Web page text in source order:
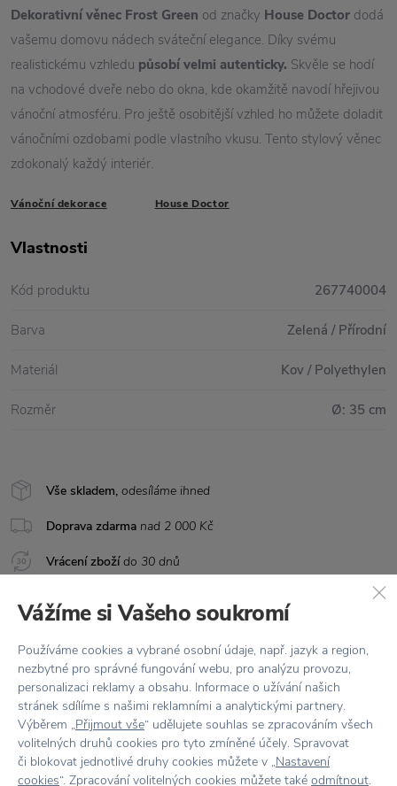
Vše skladem, odesíláme ihned
Doprava zdarma nad 2 000 Kč
Vrácení zbožído 30 dnů
Dekorativní věnec Frost Green od značky House Doctor dodá
vašemu domovu nádech sváteční elegance. Díky svému
realistickému vzhledu působí velmi autenticky. Skvěle se hodí
na vchodové dveře nebo do okna, kde okamžitě navodí hřejivou
vánoční atmosféru. Pro ještě osobitější vzhled ho můžete doladit
vánočními ozdobami podle vlastního vkusu. Tento stylový věnec
zdokonalý každý interiér.
Vánoční dekorace House Doctor
Vlastnosti
Kód produktu 267740004
Barva Zelená / Přírodní
Materiál Kov / Polyethylen
Rozměr Ø: 35 cm
Vážíme si Vašeho soukromí
Používáme cookies a vybrané osobní údaje, např. jazyk a region,
nezbytné pro správné fungování webu, pro analýzu provozu,
personalizaci reklamy a obsahu. Informace o užívání našich
stránek sdílíme s našimi reklamními a analytickými partnery.
Výběrem „Přijmout vše“ udělujete souhlas se zpracováním všech
volitelných druhů cookies pro tyto zmíněné účely. Spravovat
či blokovat jednotlivé druhy cookies můžete v „Nastavení
cookies“. Zpracování volitelných cookies můžete také odmítnout.